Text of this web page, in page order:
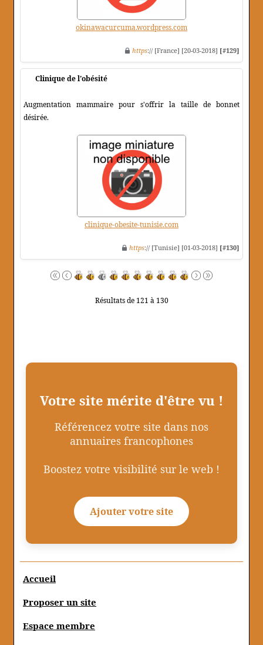
okinawacurcuma.wordpress.com
https:// [France] [20-03-2018] [#129]
Clinique de l'obésité
Augmentation mammaire pour s'offrir la taille de bonnet
désirée.
clinique-obesite-tunisie.com
https:// [Tunisie] [01-03-2018] [#130]
Résultats de 121 à 130
Votre site mérite d'être vu !
Référencez votre site dans nos
annuaires francophones
Boostez votre visibilité sur le web !
Ajouter votre site
Accueil
Proposer un site
Espace membre